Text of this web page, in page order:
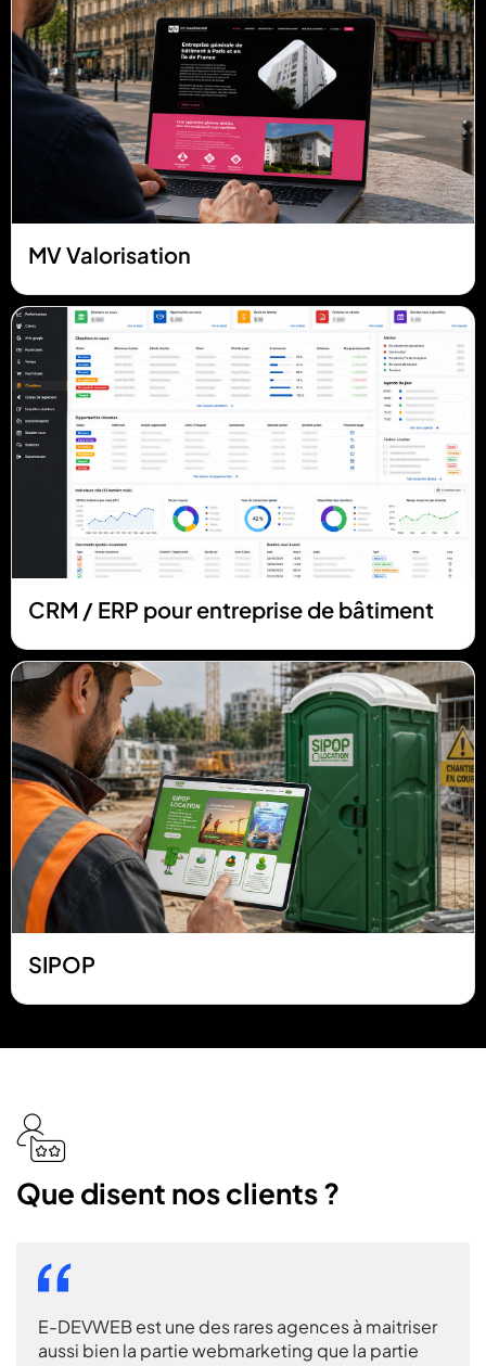
MV Valorisation
CRM / ERP pour entreprise de bâtiment
SIPOP
stars
Que disent nos clients ?
DEVWEB est une des rares agences à maitriser
bien la partie webmarketing que la partie